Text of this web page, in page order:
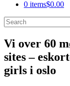
0 items$0.00
Vi over 60
sites –
girls i oslo